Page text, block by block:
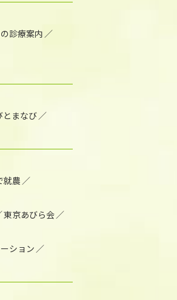
診療案内
とまなび
就農
東京あびら会
ション